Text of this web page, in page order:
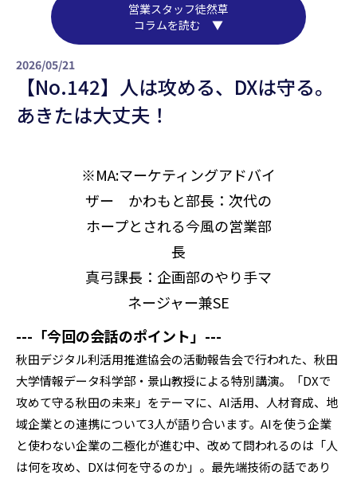
営業スタッフ徒然草
コラムを読む ▼
2026/05/21
【No.142】人は攻める、DXは守る。
あきたは大丈夫！
※MA:マーケティングアドバイ
ザー かわもと部長：次代の
ホープとされる今風の営業部
長
真弓課長：企画部のやり手マ
ネージャー兼SE
---「今回の会話のポイント」---
秋田デジタル利活用推進協会の活動報告会で行われた、秋田
大学情報データ科学部・景山教授による特別講演。「DXで
攻めて守る秋田の未来」をテーマに、AI活用、人材育成、地
域企業との連携について3人が語り合います。AIを使う企業
と使わない企業の二極化が進む中、改めて問われるのは「人
は何を攻め、DXは何を守るのか」。最先端技術の話であり